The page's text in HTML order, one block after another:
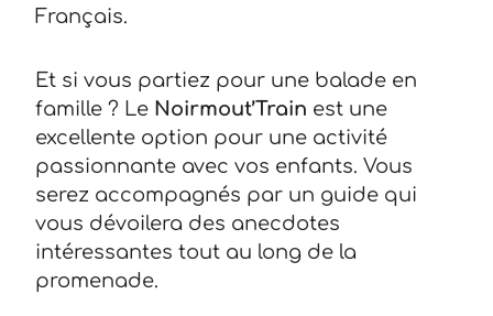
Français.
Et si vous partiez pour une balade en
famille ? Le Noirmout’Train est une
excellente option pour une activité
passionnante avec vos enfants. Vous
serez accompagnés par un guide qui
vous dévoilera des anecdotes
intéressantes tout au long de la
promenade.